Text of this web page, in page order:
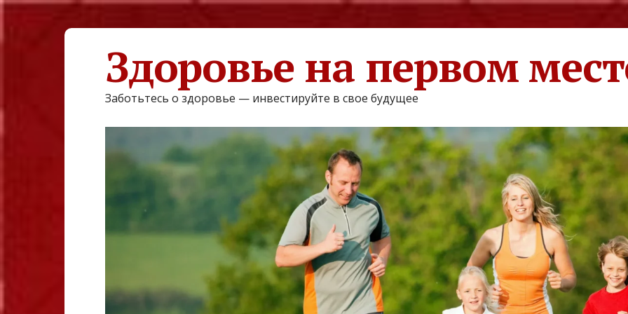
Здоровье на первом
Заботьтесь о здоровье — инвестируйте в свое будущее